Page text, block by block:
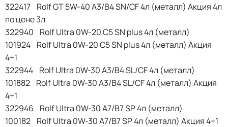
322417 Rolf GT 5W-40 A3/B4 SN/CF 4л (металл) Акция 4л
по цене 3л
322940 Rolf Ultra 0W-20 C5 SN plus 4л (металл)
101924 Rolf Ultra 0W-20 C5 SN plus 4л (металл) Акция
4+1
322944 Rolf Ultra 0W-30 A3/B4 SL/CF 4л (металл)
101882 Rolf Ultra 0W-30 A3/B4 SL/CF 4л (металл) Акция
4+1
322946 Rolf Ultra 0W-30 A7/B7 SP 4л (металл)
100182 Rolf Ultra 0W-30 A7/B7 SP 4л (металл) Акция 4+1